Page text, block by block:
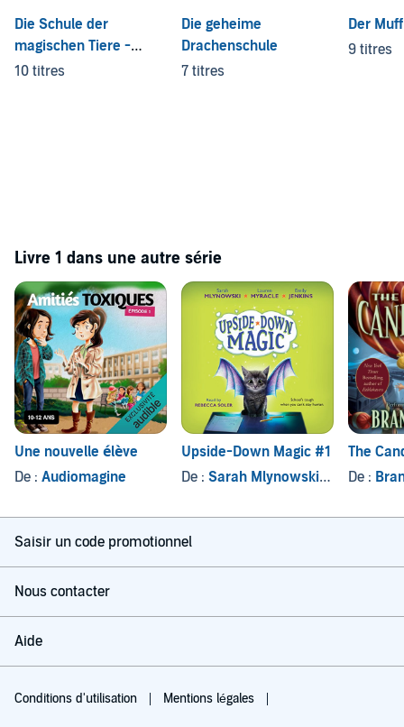
Die Schule der
magischen Tiere -
Endlich Ferien
10 titres
Die geheime
Drachenschule
7 titres
Der
9 titres
Livre 1 dans une autre série
Une nouvelle élève
De : Audiomagine
Upside-Down Magic #1
De : Sarah Mlynowski, et autres
The
De :
Saisir un code promotionnel
Nous contacter
Aide
Conditions d'utilisation Mentions légales